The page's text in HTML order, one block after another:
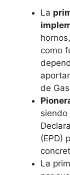
La
como
de
siendo
(EPD)
La